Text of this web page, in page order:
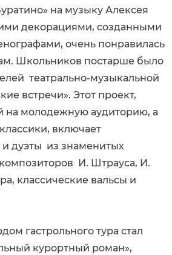
на музыку Алексея
декорациями, созданными
очень понравилась
Школьников постарше было
театрально-музыкальной
встречи». Этот проект,
на молодежную аудиторию, а
включает
дуэты из знаменитых
И. Штрауса, И.
классические вальсы и
гастрольного тура стал
курортный роман»,